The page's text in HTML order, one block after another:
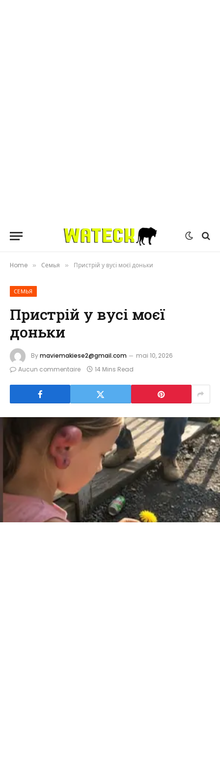
Home » Семья » Пристрій у вусі моєї доньки
СЕМЬЯ
Пристрій у вусі моєї
доньки
Bymaviemakiese2@gmail.com
mai 10, 2026
Aucun commentaire
14 Mins Read